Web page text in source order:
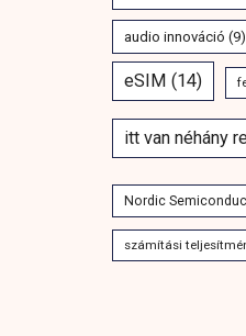
audio innováció (9)
eSIM (14)
itt van néhány
Nordic
számítási